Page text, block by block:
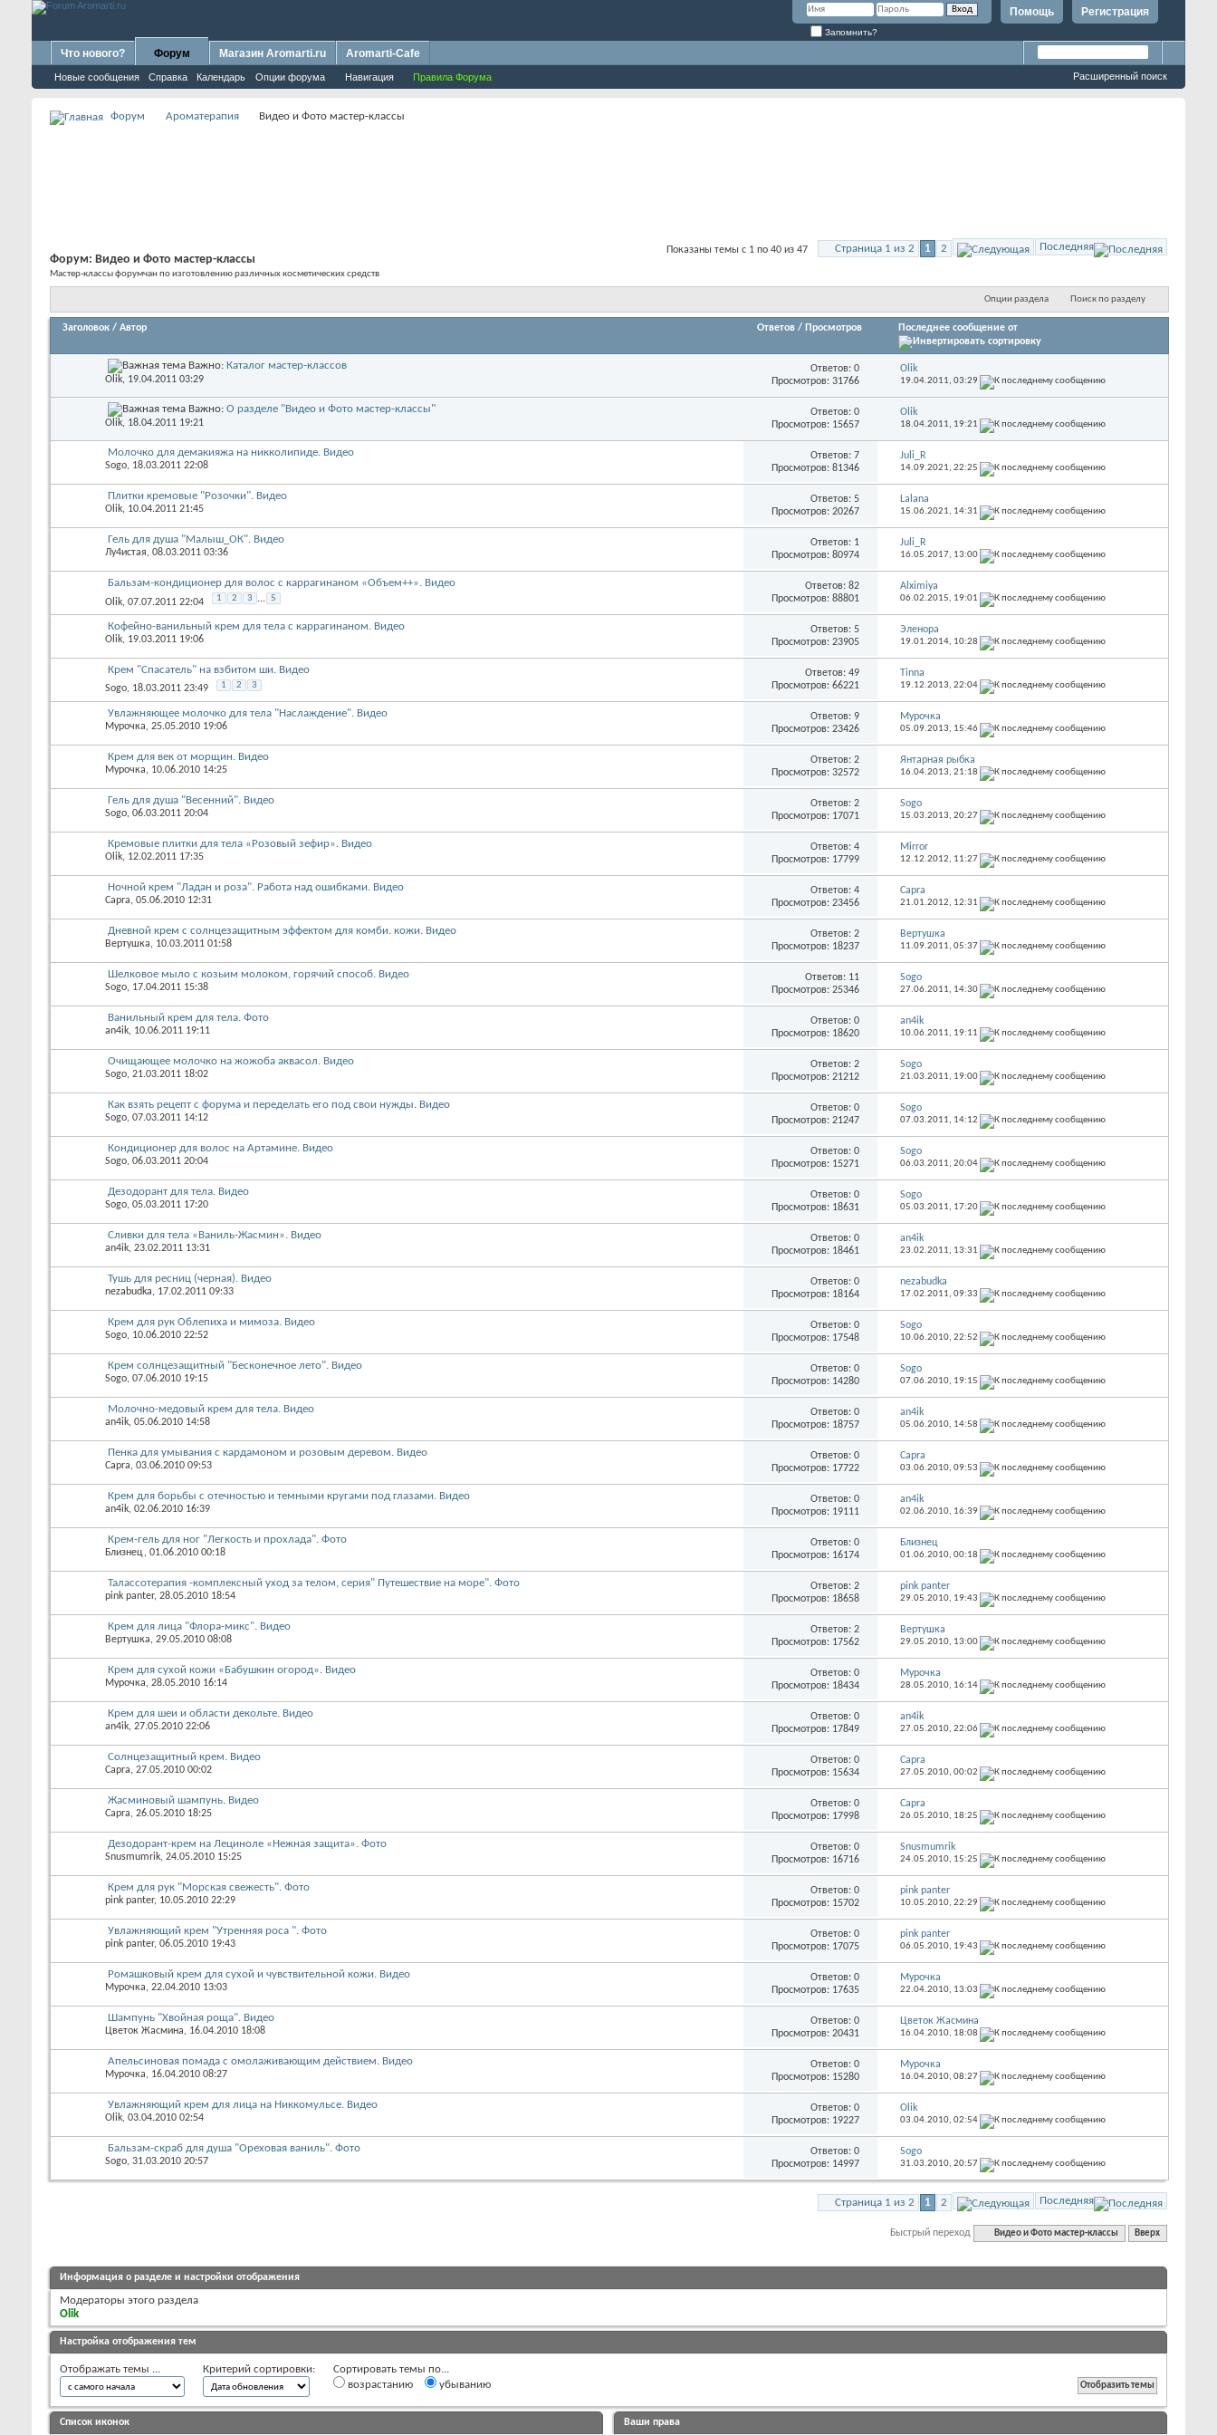
Регистрация
Помощь
Запомнить?
Что нового? Форум
Новые сообщения Справка Календарь Опции форума Навигация Правила Форума
Магазин Aromarti.ru Aromarti-Cafe
Расширенный поиск
Форум Ароматерапия Видео и Фото мастер-классы
Страница 1 из 2 1 2 Последняя
Показаны темы с 1 по 40 из 47
Форум: Видео и Фото мастер-классы
Мастер-классы форумчан по изготовлению различных косметических средств
Опции раздела Поиск по разделу
Заголовок / Автор Ответов / Просмотров Последнее сообщение от
Важно: Каталог мастер-классов
Olik, 19.04.2011 03:29
Ответов: 0
Просмотров: 31766
Olik
19.04.2011, 03:29
Важно: О разделе "Видео и Фото мастер-классы"
Olik, 18.04.2011 19:21
Ответов: 0
Просмотров: 15657
Olik
18.04.2011, 19:21
Молочко для демакияжа на никколипиде. Видео
Sogo, 18.03.2011 22:08
Ответов: 7
Просмотров: 81346
Juli_R
14.09.2021, 22:25
Плитки кремовые "Розочки". Видео
Olik, 10.04.2011 21:45
Ответов: 5
Просмотров: 20267
Lalana
15.06.2021, 14:31
Гель для душа "Малыш_ОК". Видео
Лу4истая, 08.03.2011 03:36
Ответов: 1
Просмотров: 80974
Juli_R
16.05.2017, 13:00
Бальзам-кондиционер для волос с каррагинаном «Объем++». Видео
Olik, 07.07.2011 22:04 1 2 3 ... 5
Ответов: 82
Просмотров: 88801
Alximiya
06.02.2015, 19:01
Кофейно-ванильный крем для тела с каррагинаном. Видео
Olik, 19.03.2011 19:06
Ответов: 5
Просмотров: 23905
Эленора
19.01.2014, 10:28
Крем "Спасатель" на взбитом ши. Видео
Sogo, 18.03.2011 23:49 1 2 3
Ответов: 49
Просмотров: 66221
Tinna
19.12.2013, 22:04
Увлажняющее молочко для тела "Наслаждение". Видео
Мурочка, 25.05.2010 19:06
Ответов: 9
Просмотров: 23426
Мурочка
05.09.2013, 15:46
Крем для век от морщин. Видео
Мурочка, 10.06.2010 14:25
Ответов: 2
Просмотров: 32572
Янтарная рыбка
16.04.2013, 21:18
Гель для душа "Весенний". Видео
Sogo, 06.03.2011 20:04
Ответов: 2
Просмотров: 17071
Sogo
15.03.2013, 20:27
Кремовые плитки для тела «Розовый зефир». Видео
Olik, 12.02.2011 17:35
Ответов: 4
Просмотров: 17799
Mirror
12.12.2012, 11:27
Ночной крем "Ладан и роза". Работа над ошибками. Видео
Capra, 05.06.2010 12:31
Ответов: 4
Просмотров: 23456
Capra
21.01.2012, 12:31
Дневной крем с солнцезащитным эффектом для комби. кожи. Видео
Вертушка, 10.03.2011 01:58
Ответов: 2
Просмотров: 18237
Вертушка
11.09.2011, 05:37
Шелковое мыло с козьим молоком, горячий способ. Видео
Sogo, 17.04.2011 15:38
Ответов: 11
Просмотров: 25346
Sogo
27.06.2011, 14:30
Ванильный крем для тела. Фото
an4ik, 10.06.2011 19:11
Ответов: 0
Просмотров: 18620
an4ik
10.06.2011, 19:11
Очищающее молочко на жожоба аквасол. Видео
Sogo, 21.03.2011 18:02
Ответов: 2
Просмотров: 21212
Sogo
21.03.2011, 19:00
Как взять рецепт с форума и переделать его под свои нужды. Видео
Sogo, 07.03.2011 14:12
Ответов: 0
Просмотров: 21247
Sogo
07.03.2011, 14:12
Кондиционер для волос на Артамине. Видео
Sogo, 06.03.2011 20:04
Ответов: 0
Просмотров: 15271
Sogo
06.03.2011, 20:04
Дезодорант для тела. Видео
Sogo, 05.03.2011 17:20
Ответов: 0
Просмотров: 18631
Sogo
05.03.2011, 17:20
Сливки для тела «Ваниль-Жасмин». Видео
an4ik, 23.02.2011 13:31
Ответов: 0
Просмотров: 18461
an4ik
23.02.2011, 13:31
Тушь для ресниц (черная). Видео
nezabudka, 17.02.2011 09:33
Ответов: 0
Просмотров: 18164
nezabudka
17.02.2011, 09:33
Крем для рук Облепиха и мимоза. Видео
Sogo, 10.06.2010 22:52
Ответов: 0
Просмотров: 17548
Sogo
10.06.2010, 22:52
Крем солнцезащитный "Бесконечное лето". Видео
Sogo, 07.06.2010 19:15
Ответов: 0
Просмотров: 14280
Sogo
07.06.2010, 19:15
Молочно-медовый крем для тела. Видео
an4ik, 05.06.2010 14:58
Ответов: 0
Просмотров: 18757
an4ik
05.06.2010, 14:58
Пенка для умывания с кардамоном и розовым деревом. Видео
Capra, 03.06.2010 09:53
Ответов: 0
Просмотров: 17722
Capra
03.06.2010, 09:53
Крем для борьбы с отечностью и темными кругами под глазами. Видео
an4ik, 02.06.2010 16:39
Ответов: 0
Просмотров: 19111
an4ik
02.06.2010, 16:39
Крем-гель для ног "Легкость и прохлада". Фото
Близнец, 01.06.2010 00:18
Ответов: 0
Просмотров: 16174
Близнец
01.06.2010, 00:18
Талассотерапия -комплексный уход за телом, серия" Путешествие на море". Фото
pink panter, 28.05.2010 18:54
Ответов: 2
Просмотров: 18658
pink panter
29.05.2010, 19:43
Крем для лица "Флора-микс". Видео
Вертушка, 29.05.2010 08:08
Ответов: 2
Просмотров: 17562
Вертушка
29.05.2010, 13:00
Крем для сухой кожи «Бабушкин огород». Видео
Мурочка, 28.05.2010 16:14
Ответов: 0
Просмотров: 18434
Мурочка
28.05.2010, 16:14
Крем для шеи и области декольте. Видео
an4ik, 27.05.2010 22:06
Ответов: 0
Просмотров: 17849
an4ik
27.05.2010, 22:06
Солнцезащитный крем. Видео
Capra, 27.05.2010 00:02
Ответов: 0
Просмотров: 15634
Capra
27.05.2010, 00:02
Жасминовый шампунь. Видео
Capra, 26.05.2010 18:25
Ответов: 0
Просмотров: 17998
Capra
26.05.2010, 18:25
Дезодорант-крем на Лециноле «Нежная защита». Фото
Snusmumrik, 24.05.2010 15:25
Ответов: 0
Просмотров: 16716
Snusmumrik
24.05.2010, 15:25
Крем для рук "Морская свежесть". Фото
pink panter, 10.05.2010 22:29
Ответов: 0
Просмотров: 15702
pink panter
10.05.2010, 22:29
Увлажняющий крем "Утренняя роса ". Фото
pink panter, 06.05.2010 19:43
Ответов: 0
Просмотров: 17075
pink panter
06.05.2010, 19:43
Ромашковый крем для сухой и чувствительной кожи. Видео
Мурочка, 22.04.2010 13:03
Ответов: 0
Просмотров: 17635
Мурочка
22.04.2010, 13:03
Шампунь "Хвойная роща". Видео
Цветок Жасмина, 16.04.2010 18:08
Ответов: 0
Просмотров: 20431
Цветок Жасмина
16.04.2010, 18:08
Апельсиновая помада с омолаживающим действием. Видео
Мурочка, 16.04.2010 08:27
Ответов: 0
Просмотров: 15280
Мурочка
16.04.2010, 08:27
Увлажняющий крем для лица на Никкомульсе. Видео
Olik, 03.04.2010 02:54
Ответов: 0
Просмотров: 19227
Olik
03.04.2010, 02:54
Бальзам-скраб для душа "Ореховая ваниль". Фото
Sogo, 31.03.2010 20:57
Ответов: 0
Просмотров: 14997
Sogo
31.03.2010, 20:57
Страница 1 из 2 1 2 Последняя
Быстрый переход Видео и Фото мастер-классы Вверх
Информация о разделе и настройки отображения
Модераторы этого раздела
Olik
Настройка отображения тем
Отображать темы ... Критерий сортировки:
Сортировать темы по...
возрастанию
убыванию
Список иконок Ваши права